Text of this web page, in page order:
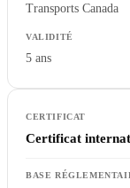
Transports Canada
5 ans
Certificat